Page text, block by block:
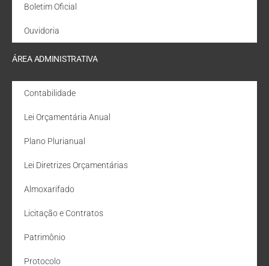
Boletim Oficial
Ouvidoria
ÁREA ADMINISTRATIVA
Contabilidade
Lei Orçamentária Anual
Plano Plurianual
Lei Diretrizes Orçamentárias
Almoxarifado
Licitação e Contratos
Patrimônio
Protocolo